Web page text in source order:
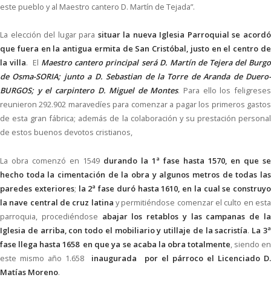
este pueblo y al Maestro cantero D. Martín de Tejada”.
La elección del lugar para situar la nueva Iglesia Parroquial se acordó
que fuera en la antigua ermita de San Cristóbal, justo en el centro de
la villa. El Maestro cantero principal será D. Martín de Tejera del Burgo
de Osma-SORIA; junto a D. Sebastian de la Torre de Aranda de Duero-
BURGOS; y el carpintero D. Miguel de Montes. Para ello los feligreses
reunieron 292.902 maravedíes para comenzar a pagar los primeros gastos
de esta gran fábrica; además de la colaboración y su prestación personal
de estos buenos devotos cristianos,
La obra comenzó en 1549 durando la 1ª fase hasta 1570, en que se
hecho toda la cimentación de la obra y algunos metros de todas las
paredes exteriores; la 2ª fase duró hasta 1610, en la cual se construyo
la nave central de cruz latina y permitiéndose comenzar el culto en esta
parroquia, procediéndose abajar los retablos y las campanas de la
Iglesia de arriba, con todo el mobiliario y utillaje de la sacristía. La 3ª
fase llega hasta 1658 en que ya se acaba la obra totalmente, siendo en
este mismo año 1.658 inaugurada por el párroco el Licenciado D.
Matías Moreno.